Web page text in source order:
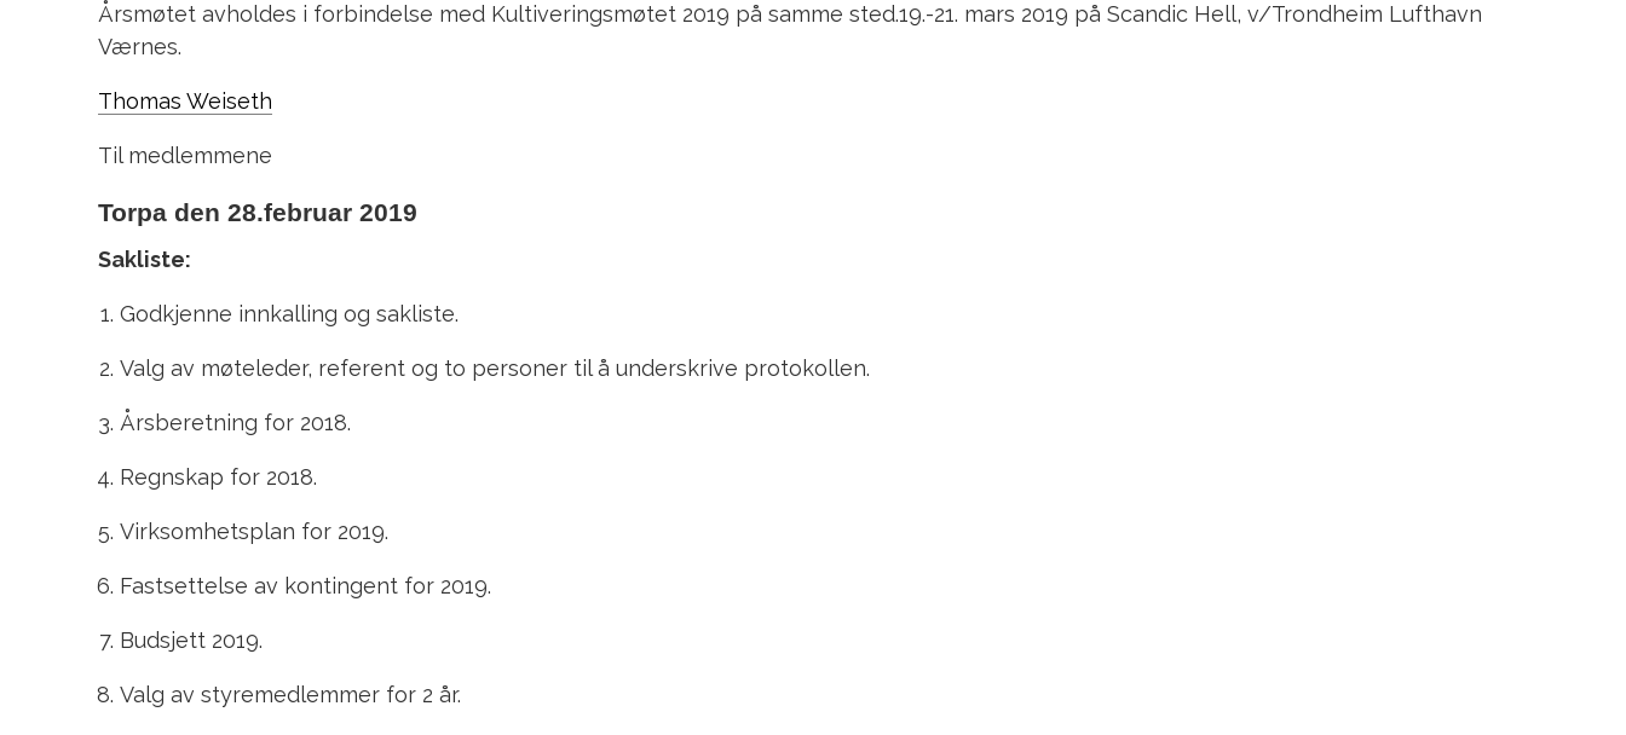
Årsmøtet avholdes i forbindelse med Kultiveringsmøtet 2019 på samme sted.19.-21. mars 2019 på Scandic Hell, v/Trondheim Lufthavn
Værnes.
Thomas Weiseth
Til medlemmene
Torpa den 28.februar 2019
Sakliste:
Godkjenne innkalling og sakliste.
Valg av møteleder, referent og to personer til å underskrive protokollen.
Årsberetning for 2018.
Regnskap for 2018.
Virksomhetsplan for 2019.
Fastsettelse av kontingent for 2019.
Budsjett 2019.
Valg av styremedlemmer for 2 år.